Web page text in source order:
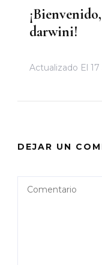
darwini!
Actualizado El
DEJAR UN